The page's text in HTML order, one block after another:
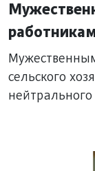
сельского